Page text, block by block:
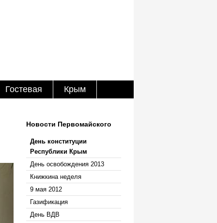
Гостевая Крым
Новости Первомайского
День конституции
Республики Крым
День освобождения 2013
Книжкина неделя
9 мая 2012
Газификация
День ВДВ